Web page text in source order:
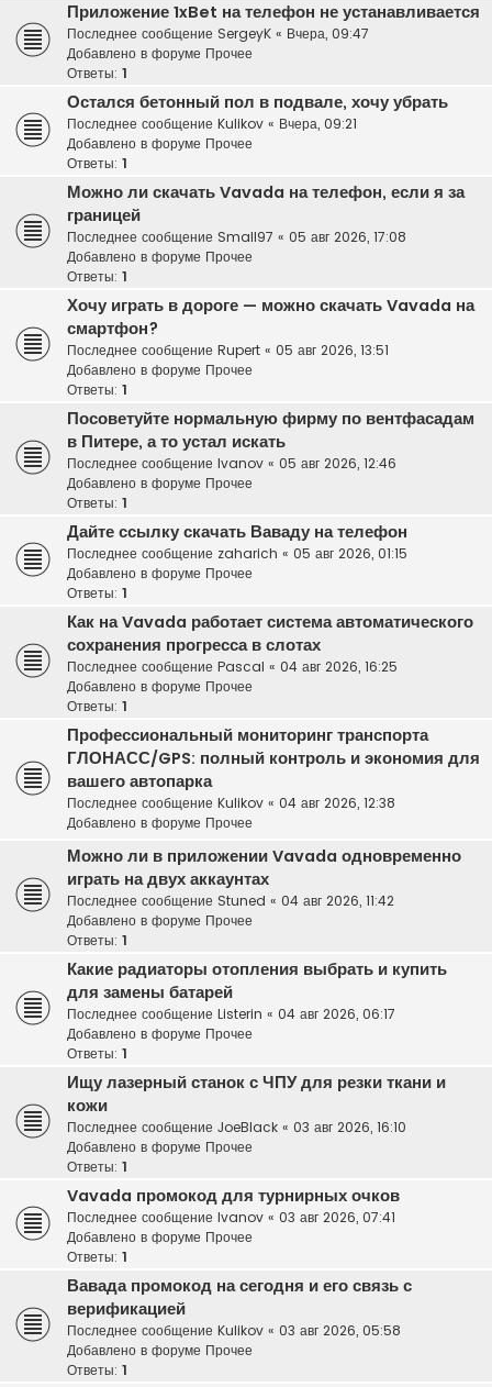
Приложение 1xBet на телефон не устанавливается
Последнее сообщение SergeyK « Вчера, 09:47
Добавлено в форуме Прочее
Ответы: 1
Остался бетонный пол в подвале, хочу убрать
Последнее сообщение Kulikov « Вчера, 09:21
Добавлено в форуме Прочее
Ответы: 1
Можно ли скачать Vavada на телефон, если я за
границей
Последнее сообщение Small97 « 05 авг 2026, 17:08
Добавлено в форуме Прочее
Ответы: 1
Хочу играть в дороге — можно скачать Vavada на
смартфон?
Последнее сообщение Rupert « 05 авг 2026, 13:51
Добавлено в форуме Прочее
Ответы: 1
Посоветуйте нормальную фирму по вентфасадам
в Питере, а то устал искать
Последнее сообщение Ivanov « 05 авг 2026, 12:46
Добавлено в форуме Прочее
Ответы: 1
Дайте ссылку скачать Ваваду на телефон
Последнее сообщение zaharich « 05 авг 2026, 01:15
Добавлено в форуме Прочее
Ответы: 1
Как на Vavada работает система автоматического
сохранения прогресса в слотах
Последнее сообщение Pascal « 04 авг 2026, 16:25
Добавлено в форуме Прочее
Ответы: 1
Профессиональный мониторинг транспорта
ГЛОНАСС/GPS: полный контроль и экономия для
вашего автопарка
Последнее сообщение Kulikov « 04 авг 2026, 12:38
Добавлено в форуме Прочее
Можно ли в приложении Vavada одновременно
играть на двух аккаунтах
Последнее сообщение Stuned « 04 авг 2026, 11:42
Добавлено в форуме Прочее
Ответы: 1
Какие радиаторы отопления выбрать и купить
для замены батарей
Последнее сообщение Listerin « 04 авг 2026, 06:17
Добавлено в форуме Прочее
Ответы: 1
Ищу лазерный станок с ЧПУ для резки ткани и
кожи
Последнее сообщение JoeBlack « 03 авг 2026, 16:10
Добавлено в форуме Прочее
Ответы: 1
Vavada промокод для турнирных очков
Последнее сообщение Ivanov « 03 авг 2026, 07:41
Добавлено в форуме Прочее
Ответы: 1
Вавада промокод на сегодня и его связь с
верификацией
Последнее сообщение Kulikov « 03 авг 2026, 05:58
Добавлено в форуме Прочее
Ответы: 1